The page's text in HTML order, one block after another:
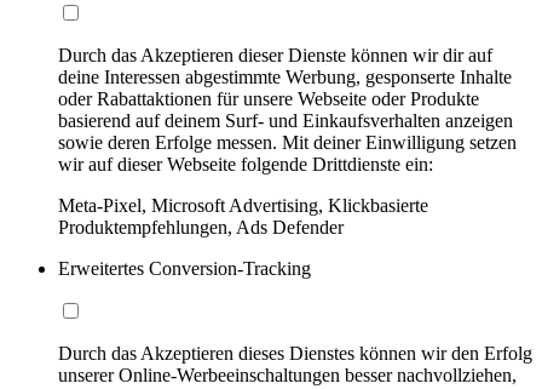
Durch das Akzeptieren dieser Dienste können wir dir auf
deine Interessen abgestimmte Werbung, gesponserte Inhalte
oder Rabattaktionen für unsere Webseite oder Produkte
basierend auf deinem Surf- und Einkaufsverhalten anzeigen
sowie deren Erfolge messen. Mit deiner Einwilligung setzen
wir auf dieser Webseite folgende Drittdienste ein:
Meta-Pixel, Microsoft Advertising, Klickbasierte
Produktempfehlungen, Ads Defender
Erweitertes Conversion-Tracking
Durch das Akzeptieren dieses Dienstes können wir den Erfolg
unserer Online-Werbeeinschaltungen besser nachvollziehen,